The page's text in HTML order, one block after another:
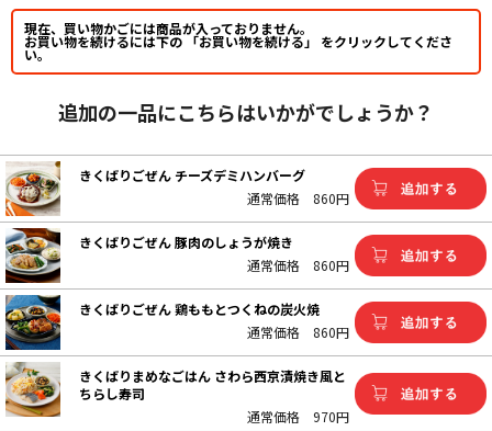
現在、買い物かごには商品が入っておりません。
お買い物を続けるには下の 「お買い物を続ける」 をクリックしてくださ
い。
追加の一品にこちらはいかがでしょうか？
きくばりごぜん チーズデミハンバーグ
通常価格 860円
きくばりごぜん 豚肉のしょうが焼き
通常価格 860円
きくばりごぜん 鶏ももとつくねの炭火焼
通常価格 860円
きくばりまめなごはん さわら西京漬焼き風と
ちらし寿司
通常価格 970円